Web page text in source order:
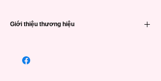
Giới thiệu thương hiệu
tiếng đến từ Pháp. Với lịch sử hơn 100 năm